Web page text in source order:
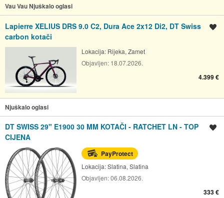
Vau Vau Njuškalo oglasi
Lapierre XELIUS DRS 9.0 C2, Dura Ace 2x12 Di2, DT Swiss
carbon kotači
Lokacija: Rijeka, Zamet
Objavljen: 18.07.2026.
4.399 €
Njuškalo oglasi
DT SWISS 29" E1900 30 MM KOTAČI - RATCHET LN - TOP
CIJENA
PayProtect
Lokacija:Slatina, Slatina
Objavljen:06.08.2026.
333 €